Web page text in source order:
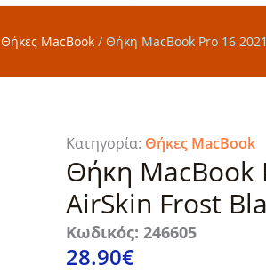
Θήκες MacBook / Θήκη MacBook Pro 16
Κατηγορία: Θήκες MacBook
Θήκη MacBook
AirSkin Frost
Κωδικός: 246605
28.90€